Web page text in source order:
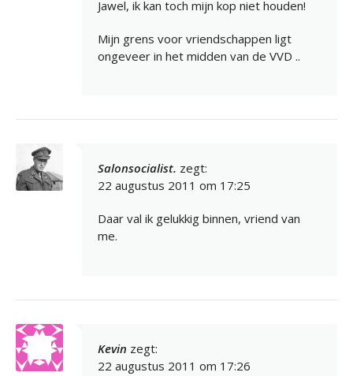
Jawel, ik kan toch mijn kop niet houden!
Mijn grens voor vriendschappen ligt
ongeveer in het midden van de VVD ..
Salonsocialist. zegt:
22 augustus 2011 om 17:25
Daar val ik gelukkig binnen, vriend van
me.
Kevin zegt:
22 augustus 2011 om 17:26